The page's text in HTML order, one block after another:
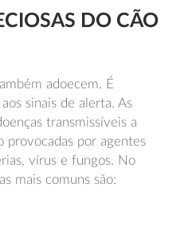
DO CÃO
adoecem. É
sinais de alerta. As
transmissíveis a
provocadas por agentes
vírus e fungos. No
mais comuns são: